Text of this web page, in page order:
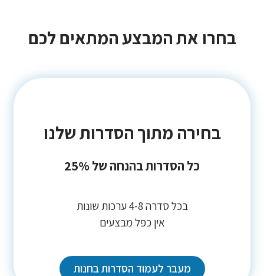
בחרו את המבצע המתאים לכם
בחירה מתוך הסדרות שלנו
כל הסדרות בהנחה של 25%
בכל סדרה 4-8 ערכות שונות
אין כפל מבצעים
מעבר לעמוד הסדרות בחנות